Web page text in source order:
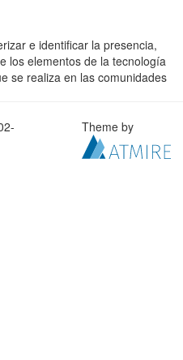
e identificar la presencia,
los elementos de la tecnología
se realiza en las comunidades
Theme by